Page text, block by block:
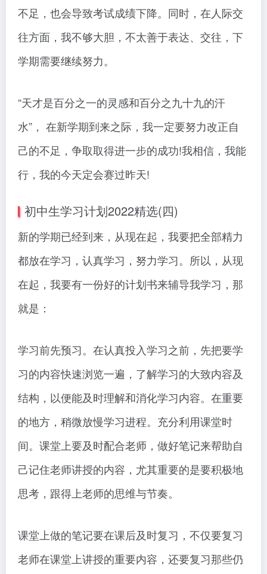
不足，也会导致考试成绩下降。同时，在人际交
往方面，我不够大胆，不太善于表达、交往，下
学期需要继续努力。
“天才是百分之一的灵感和百分之九十九的汗
水”， 在新学期到来之际，我一定要努力改正自
己的不足，争取取得进一步的成功!我相信，我能
行，我的今天定会赛过昨天!
初中生学习计划2022精选(四)
新的学期已经到来，从现在起，我要把全部精力
都放在学习，认真学习，努力学习。所以，从现
在起，我要有一份好的计划书来辅导我学习，那
就是：
学习前先预习。在认真投入学习之前，先把要学
习的内容快速浏览一遍，了解学习的大致内容及
结构，以便能及时理解和消化学习内容。在重要
的地方，稍微放慢学习进程。充分利用课堂时
间。课堂上要及时配合老师，做好笔记来帮助自
己记住老师讲授的内容，尤其重要的是要积极地
思考，跟得上老师的思维与节奏。
课堂上做的笔记要在课后及时复习，不仅要复习
老师在课堂上讲授的重要内容，还要复习那些仍